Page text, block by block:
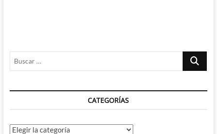
Buscar
CATEGORÍAS
Categorías